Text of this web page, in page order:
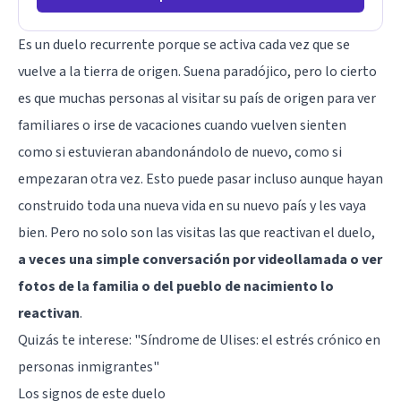
Es un duelo recurrente porque se activa cada vez que se
vuelve a la tierra de origen. Suena paradójico, pero lo cierto
es que muchas personas al visitar su país de origen para ver
familiares o irse de vacaciones cuando vuelven sienten
como si estuvieran abandonándolo de nuevo, como si
empezaran otra vez. Esto puede pasar incluso aunque hayan
construido toda una nueva vida en su nuevo país y les vaya
bien. Pero no solo son las visitas las que reactivan el duelo,
a veces una simple conversación por videollamada o ver
fotos de la familia o del pueblo de nacimiento lo
reactivan.
Quizás te interese: "Síndrome de Ulises: el estrés crónico en
personas inmigrantes"
Los signos de este duelo